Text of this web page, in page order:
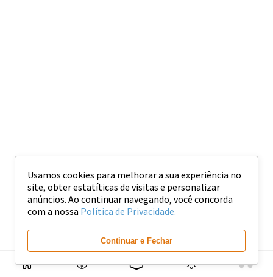
Usamos cookies para melhorar a sua experiência no
site, obter estatíticas de visitas e personalizar
anúncios. Ao continuar navegando, você concorda
com a nossa Política de Privacidade.
Continuar e Fechar